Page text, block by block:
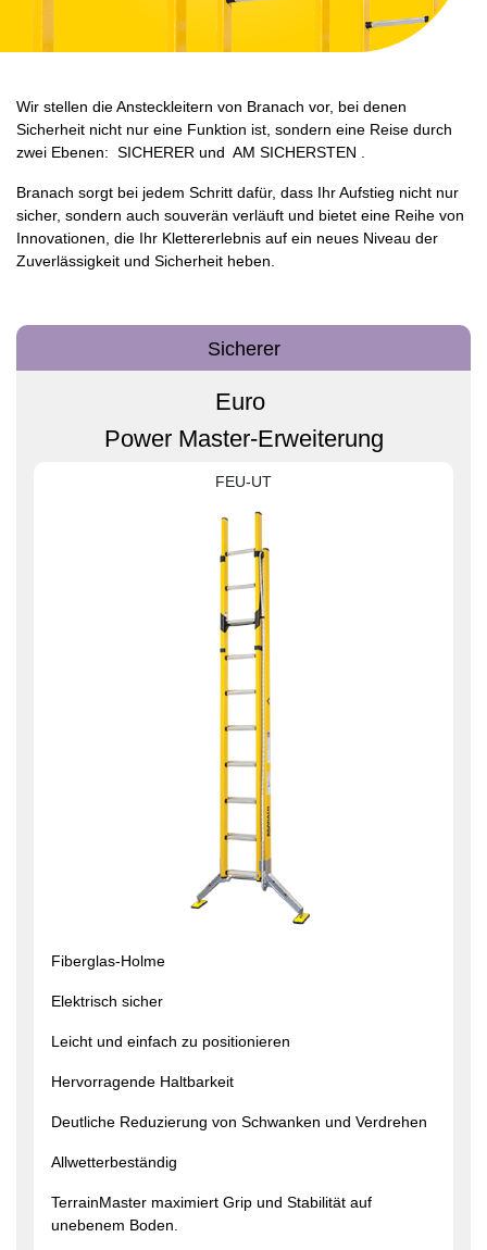
Wir stellen die Ansteckleitern von Branach vor, bei denen
Sicherheit nicht nur eine Funktion ist, sondern eine Reise durch
zwei Ebenen: SICHERER und AM SICHERSTEN .
Branach sorgt bei jedem Schritt dafür, dass Ihr Aufstieg nicht nur
sicher, sondern auch souverän verläuft und bietet eine Reihe von
Innovationen, die Ihr Klettererlebnis auf ein neues Niveau der
Zuverlässigkeit und Sicherheit heben.
Sicherer
Euro
Power Master-Erweiterung
FEU-UT
Fiberglas-Holme
Elektrisch sicher
Leicht und einfach zu positionieren
Hervorragende Haltbarkeit
Deutliche Reduzierung von Schwanken und Verdrehen
Allwetterbeständig
TerrainMaster maximiert Grip und Stabilität auf
unebenem Boden.